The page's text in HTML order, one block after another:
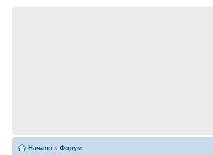
Начало » Форум